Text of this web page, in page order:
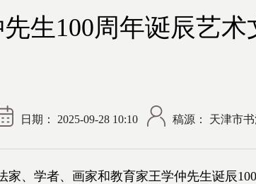
生100周年诞辰艺
日期： 2025-09-28 10:10 稿源： 天津市
、学者、画家和教育家王学仲先生诞辰